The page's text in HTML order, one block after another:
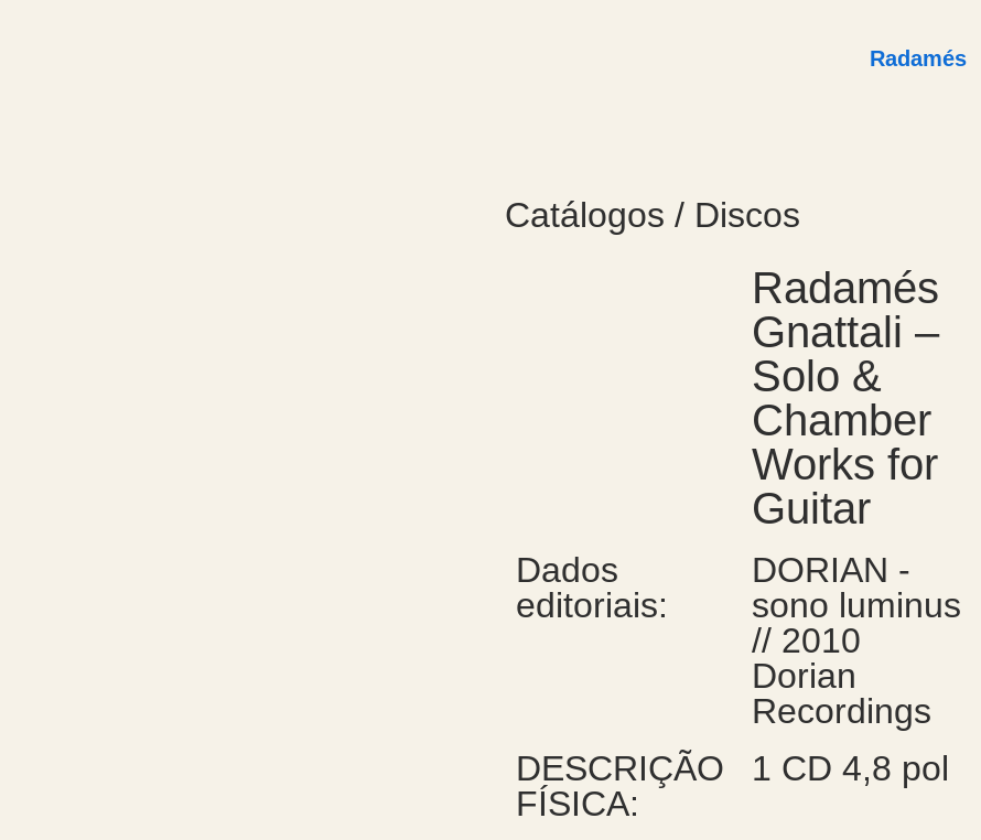
Radamés
Catálogos / Discos
Radamés
Gnattali –
Solo &
Chamber
Works for
Guitar
Dados
editoriais:
DORIAN -
sono luminus
// 2010
Dorian
Recordings
DESCRIÇÃO
FÍSICA:
1 CD 4,8 pol